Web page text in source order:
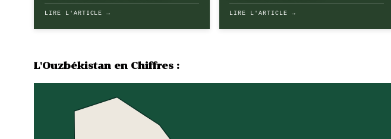
LIRE L'ARTICLE → LIRE L'ARTICLE →
L'Ouzbékistan en Chiffres :